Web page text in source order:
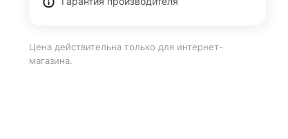
Цена действительна только для интернет-
магазина.